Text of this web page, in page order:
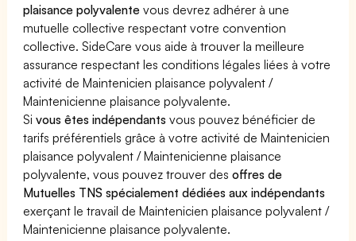
plaisance polyvalente vous devrez adhérer à une
mutuelle collective respectant votre convention
collective. SideCare vous aide à trouver la meilleure
assurance respectant les conditions légales liées à votre
activité de Maintenicien plaisance polyvalent /
Maintenicienne plaisance polyvalente.
Sivous êtes indépendants vous pouvez bénéficier de
tarifs préférentiels grâce à votre activité de Maintenicien
plaisance polyvalent / Maintenicienne plaisance
polyvalente, vous pouvez trouver desoffres de
Mutuelles TNS spécialement dédiées aux indépendants
exerçant le travail de Maintenicien plaisance polyvalent /
Maintenicienne plaisance polyvalente.